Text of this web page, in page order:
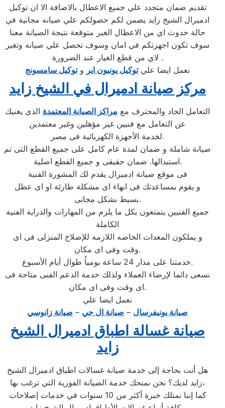
تقديم ضمان متجدد علي جميع الاعطال بالاضافة الا ان توكيل
ادميرال الشيخ زايد يضمن لكم حصولكم علي صيانه مجانية في
حالة حدوث اي من الاعطال الغير متوقعة نتيجة الصيانة معنا
سوف تكون اجهزتكم في امان وسوف تحصل علي صيانه وتغير
لاي من قطع الغيار عند الضرورة .
نعمل ايضا عليتوكيل يونيون اير وتوكيل سامسونج
مركز صيانة ادميرال في الشيخ زايد
التعامل الجاد والمحترف مع مراكز الصيانة المعتمدة الذى يغنيك
عن التعامل مع فنيين غير مؤهلين وغير معتمدين
لخدمة الأجهزة الكهربائية فى مصر.
صيانة شاملة و ضمان لمدة عام كامل على جميع القطع التى تم
استبدالها. ضمان حقيقى و جميع القطع اصلية.
فى موقع صيانة ادميرال يقدم لك المشورة الفنية
و يقوم بمساعدتك فى انهاء اى مشكلة طارئة او اى عطل
بسيط بشكل مجانى.
جميع الفنيين يتمتعون بكل ما يلزم من المهارات والدراية الفنية
الكاملة
و يملكون المعدات الخاصه اللازمه للإصلاح المنزلى فى اى
وقت وفى اى مكان.
خدمتنا على مدار 24 ساعة يومياُ طوال أيام الأسبوع.
نسعى دائما لإرضاء العملاء ولذلك خدمة الدعم الفنى متاحة فى
اى وقت وفى اى مكان.
نعمل ايضا علي
صيانة يونيفرسال – صيانة ال جي – صيانة زانوسي
صيانة غسالة اطباق ادميرال الشيخ
زايد
هل أنت بحاجة إلى خدمة صيانة غسالات اطباق ادميرال الشيخ
زايد لديك؟ نحن نمنحك خدمة الصيانة الفورية التي ترغب بها،
كما إننا نمتلك خبرة أكثر من 10 سنوات في خدمات إصلاحات